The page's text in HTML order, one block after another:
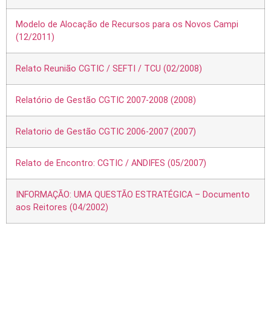
Modelo de Alocação de Recursos para os Novos Campi
(12/2011)
Relato Reunião CGTIC / SEFTI / TCU (02/2008)
Relatório de Gestão CGTIC 2007-2008 (2008)
Relatorio de Gestão CGTIC 2006-2007 (2007)
Relato de Encontro: CGTIC / ANDIFES (05/2007)
INFORMAÇÃO: UMA QUESTÃO ESTRATÉGICA – Documento
aos Reitores (04/2002)